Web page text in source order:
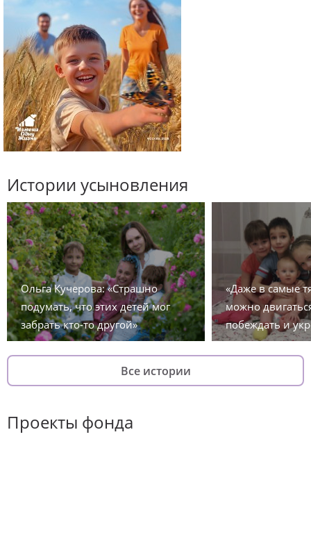
Истории усыновления
Ольга Кучерова: «Страшно
подумать, что этих детей мог
забрать кто-то другой»
«Даже в самые
можно
побеждать и
Все истории
Проекты фонда